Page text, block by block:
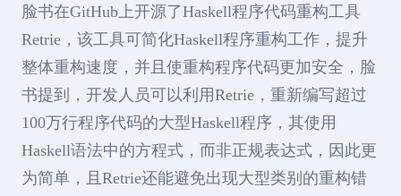
脸书在GitHub上开源了Haskell程序代码重构工具
Retrie，该工具可简化Haskell程序重构工作，提升
整体重构速度，并且使重构程序代码更加安全，脸
书提到，开发人员可以利用Retrie，重新编写超过
100万行程序代码的大型Haskell程序，其使用
Haskell语法中的方程式，而非正规表达式，因此更
为简单，且Retrie还能避免出现大型类别的重构错